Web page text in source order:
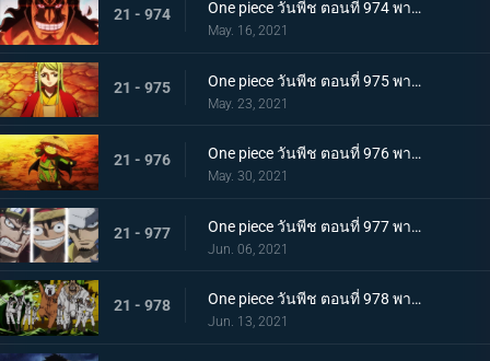
21 - 974 One piece วันพีช ตอนที่ 974 พากย์ไทย โอเด้งจะไม่ใช่โอเด้งถ้าไม่ต้ม!
May. 16, 2021
21 - 975 One piece วันพีช ตอนที่ 975 พากย์ไทย ปราสาทลุกเป็นไฟ! โชคชะตาของตระกูลโคสึกิ!
May. 23, 2021
21 - 976 One piece วันพีช ตอนที่ 976 พากย์ไทย กลับสู่ปัจจุบัน! 20 ปีต่อมา
May. 30, 2021
21 - 977 One piece วันพีช ตอนที่ 977 พากย์ไทย ทะเลมีไว้สำหรับโจรสลัด! บุก! มุ่งสู่โอนิกาชิมะ
Jun. 06, 2021
21 - 978 One piece วันพีช ตอนที่ 978 พากย์ไทย รุ่นที่เลวร้ายที่สุดมาแล้ว! การต่อสู้กลางทะเลอันดุเดือด
Jun. 13, 2021